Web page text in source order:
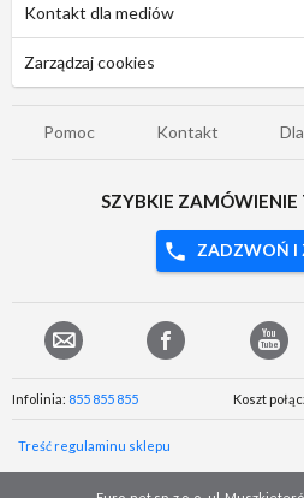
Kontakt dla mediów
Zarządzaj cookies
Pomoc Kontakt
SZYBKIE ZAMÓWIENIE
ZADZWOŃ I
Infolinia: 855 855 855 Koszt
Treść regulaminu sklepu